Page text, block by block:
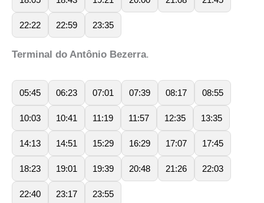
22:22 22:59 23:35
Terminal do Antônio Bezerra.
05:45 06:23 07:01 07:39 08:17 08:55
10:03 10:41 11:19 11:57 12:35 13:35
14:13 14:51 15:29 16:29 17:07 17:45
18:23 19:01 19:39 20:48 21:26 22:03
22:40 23:17 23:55